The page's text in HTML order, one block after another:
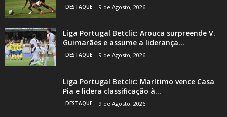
DESTAQUE 9 de Agosto, 2026
Liga Portugal Betclic: Arouca surpreende V.
Guimarães e assume a liderança...
DESTAQUE 9 de Agosto, 2026
Liga Portugal Betclic: Marítimo vence Casa
Pia e lidera classificação à...
DESTAQUE 9 de Agosto, 2026